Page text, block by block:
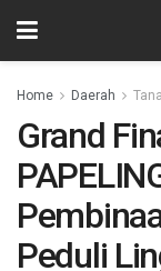
Home Daerah
Grand
Peduli